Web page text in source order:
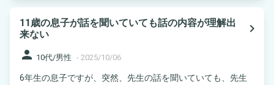
11歳の息子が話を聞いていても話の内容が理解出
来ない
navigate_next
person 10代/男性 - 2025/10/06
6年生の息子ですが、突然、先生の話を聞いていても、先生